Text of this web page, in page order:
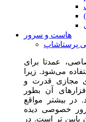
هاست و سرور
پرستاشاپ
عمدتا برای
می‌شود. زیرا
مجازی قدرت و
آن بطور
در بیشتر مواقع
خصوصی دیده
تر است. در